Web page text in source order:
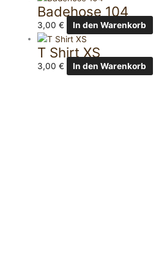
Badehose 104
3,00€ In den Warenkorb
T Shirt XS
3,00€ In den Warenkorb